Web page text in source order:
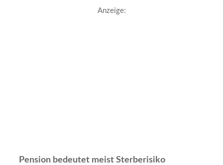
Anzeige:
Pension bedeutet meist Sterberisiko